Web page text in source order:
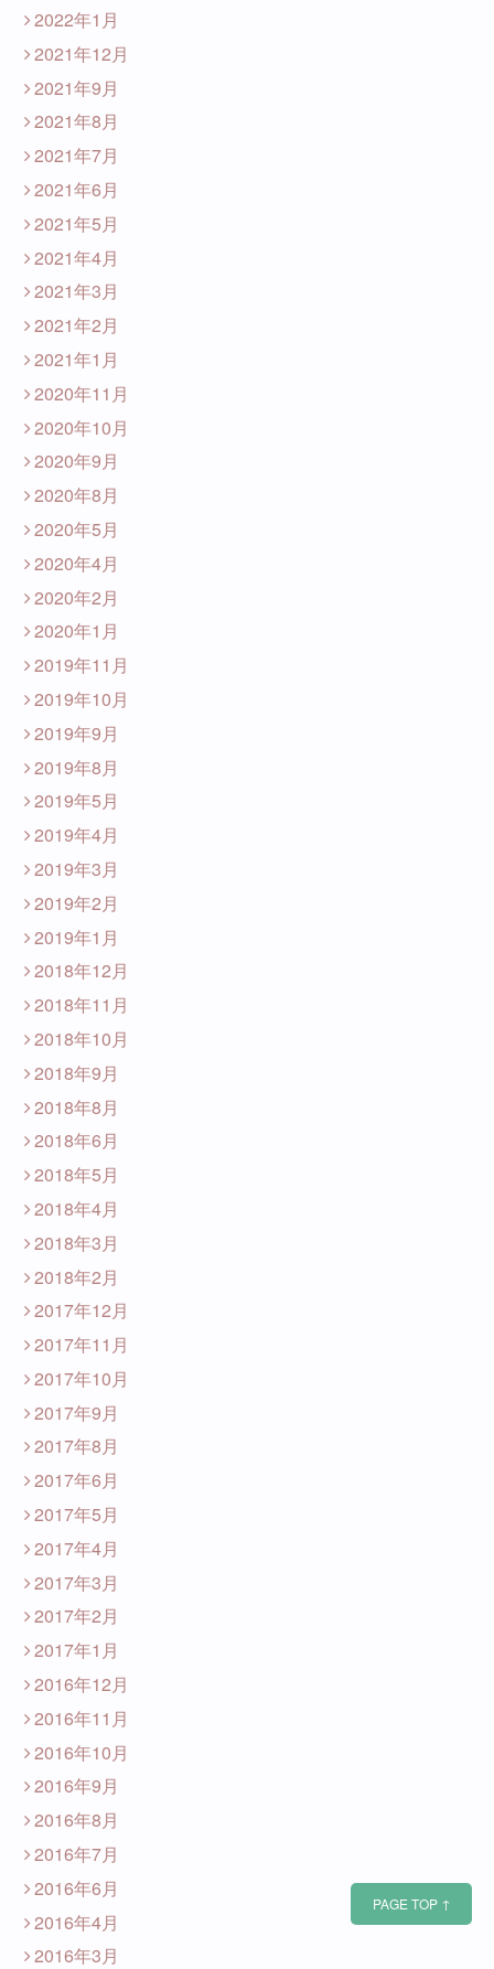
2022年1月
2021年12月
2021年9月
2021年8月
2021年7月
2021年6月
2021年5月
2021年4月
2021年3月
2021年2月
2021年1月
2020年11月
2020年10月
2020年9月
2020年8月
2020年5月
2020年4月
2020年2月
2020年1月
2019年11月
2019年10月
2019年9月
2019年8月
2019年5月
2019年4月
2019年3月
2019年2月
2019年1月
2018年12月
2018年11月
2018年10月
2018年9月
2018年8月
2018年6月
2018年5月
2018年4月
2018年3月
2018年2月
2017年12月
2017年11月
2017年10月
2017年9月
2017年8月
2017年6月
2017年5月
2017年4月
2017年3月
2017年2月
2017年1月
2016年12月
2016年11月
2016年10月
2016年9月
2016年8月
2016年7月
2016年6月
2016年4月
2016年3月
PAGE TOP ↑